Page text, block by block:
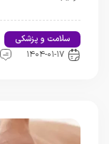
سلامت و پزشکی
۱۴۰۴-۰۱-۱۷